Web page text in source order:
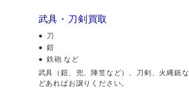
武具・刀剣買取
刀
鎧
鉄砲 など
武具（鎧、兜、陣笠など）、刀剣、火縄銃な
どあればお譲りください。